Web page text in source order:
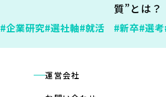
#企業研究#選社軸#就活
質”とは？
#新卒#選考
運営会社